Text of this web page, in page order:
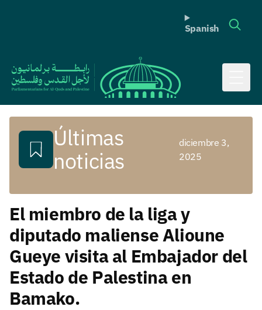
Spanish
Últimas
noticias
diciembre 3,
2025
El miembro de la liga y
diputado maliense Alioune
Gueye visita al Embajador del
Estado de Palestina en
Bamako.